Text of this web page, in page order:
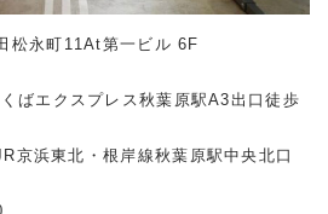
松永町11At第一ビル 6F
ばエクスプレス秋葉原駅A3出口徒歩
京浜東北・根岸線秋葉原駅中央北口